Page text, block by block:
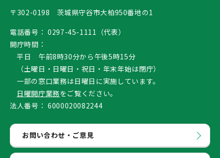
〒302-0198 茨城県守谷市大柏950番地の1
電話番号： 0297-45-1111（代表）
開庁時間：
平日 午前8時30分から午後5時15分
（土曜日・日曜日・祝日・年末年始は閉庁）
一部の窓口業務は日曜日に実施しています。
日曜開庁業務をご覧ください。
法人番号： 6000020082244
お問い合わせ・ご意見